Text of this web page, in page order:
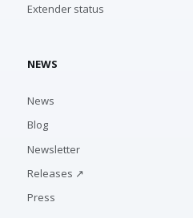
Extender status
NEWS
News
Blog
Newsletter
Releases ↗
Press